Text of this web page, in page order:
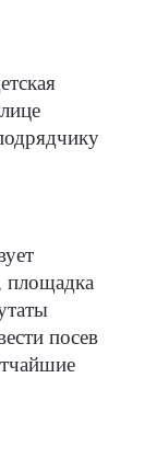
площадка
посев